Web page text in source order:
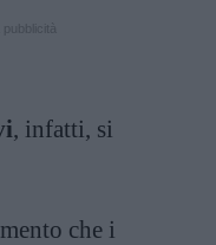
, infatti, si
che i